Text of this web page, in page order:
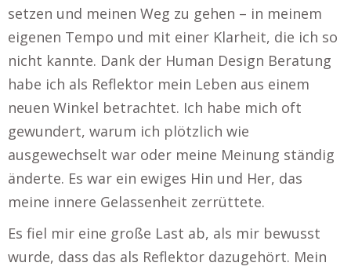
setzen und meinen Weg zu gehen – in meinem
eigenen Tempo und mit einer Klarheit, die ich so
nicht kannte. Dank der Human Design Beratung
habe ich als Reflektor mein Leben aus einem
neuen Winkel betrachtet. Ich habe mich oft
gewundert, warum ich plötzlich wie
ausgewechselt war oder meine Meinung ständig
änderte. Es war ein ewiges Hin und Her, das
meine innere Gelassenheit zerrüttete.
Es fiel mir eine große Last ab, als mir bewusst
wurde, dass das als Reflektor dazugehört. Mein